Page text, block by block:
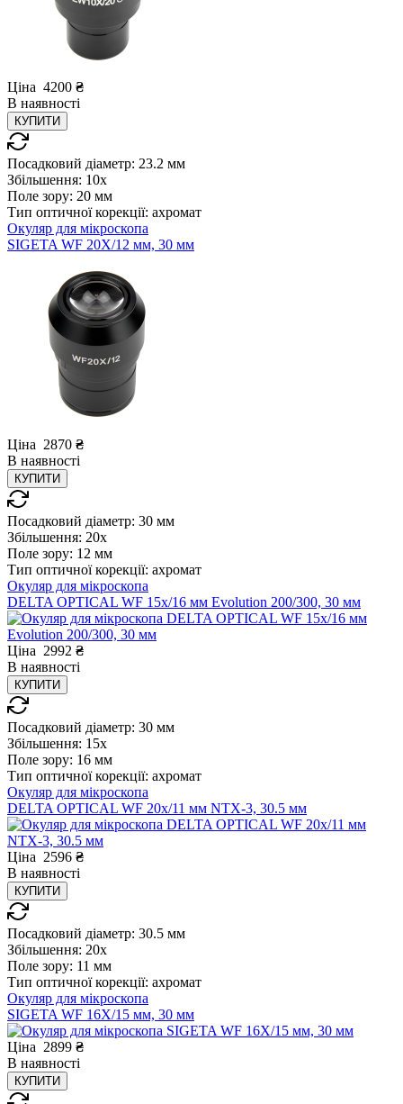
Ціна 4200 ₴
В наявності
КУПИТИ
Посадковий діаметр: 23.2 мм
Збільшення: 10x
Поле зору: 20 мм
Тип оптичної корекції: ахромат
Окуляр для мікроскопа
SIGETA WF 20X/12 мм, 30 мм
Ціна 2870 ₴
В наявності
КУПИТИ
Посадковий діаметр: 30 мм
Збільшення: 20x
Поле зору: 12 мм
Тип оптичної корекції: ахромат
Окуляр для мікроскопа
DELTA OPTICAL WF 15x/16 мм Evolution 200/300, 30 мм
Ціна 2992 ₴
В наявності
КУПИТИ
Посадковий діаметр: 30 мм
Збільшення: 15x
Поле зору: 16 мм
Тип оптичної корекції: ахромат
Окуляр для мікроскопа
DELTA OPTICAL WF 20x/11 мм NTX-3, 30.5 мм
Ціна 2596 ₴
В наявності
КУПИТИ
Посадковий діаметр: 30.5 мм
Збільшення: 20x
Поле зору: 11 мм
Тип оптичної корекції: ахромат
Окуляр для мікроскопа
SIGETA WF 16X/15 мм, 30 мм
Ціна 2899 ₴
В наявності
КУПИТИ